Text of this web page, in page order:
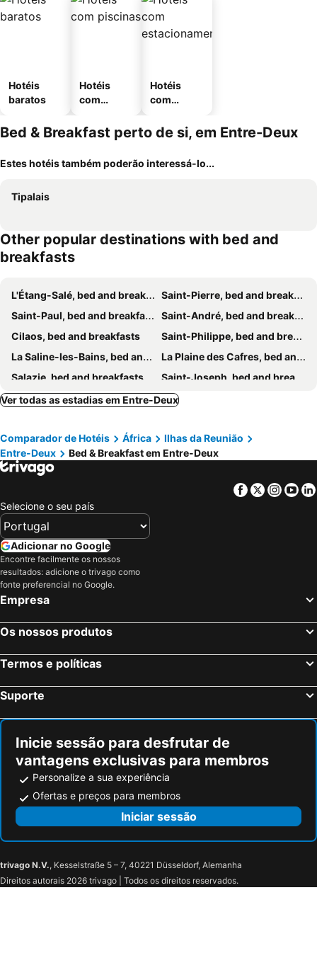
Hotéis
baratos
Hotéis
com
Hotéis
com
mento
Bed & Breakfast perto de si, em Entre-Deux
Estes hotéis também poderão interessá-lo...
Tipalais
Other popular destinations with bed and
breakfasts
L'Étang-Salé, bed and breakfasts
Saint-Pierre, bed and breakfasts
Saint-Paul, bed and breakfasts
Saint-André, bed and breakfasts
Cilaos, bed and breakfasts
Saint-Philippe, bed and breakfasts
La Saline-les-Bains, bed and breakfasts
La Plaine des Cafres, bed and breakfasts
Salazie, bed and breakfasts
Saint-Joseph, bed and breakfasts
Saint-Louis, bed and breakfasts
Sainte Marie, bed and breakfasts
Petite-Île, bed and breakfasts
Saint-Denis, bed and breakfasts
Le Tampon, bed and breakfasts
Les Avirons, bed and breakfasts
Saint-Benoît, bed and breakfasts
Saint-Gilles-les-Bains, bed and breakfasts
Trois-Bassins, bed and breakfasts
La Plaine-des-Palmistes, bed and breakfasts
Ver todas as estadias em Entre-Deux
Comparador de Hotéis África
Ilhas da Reunião
Entre-Deux
Bed & Breakfast em Entre-Deux
Facebook
Twitter
Selecione o seu país
Adicionar no Google
Encontre facilmente os nossos
resultados: adicione o trivago como
fonte preferencial no Google.
Empresa
Os nossos produtos
Termos e políticas
Suporte
Inicie sessão para desfrutar de
vantagens exclusivas para membros
Personalize a sua experiência
Ofertas e preços para membros
Iniciar sessão
trivago N.V., Kesselstraße 5 – 7, 40221 Düsseldorf, Alemanha
Direitos autorais 2026 trivago | Todos os direitos reservados.